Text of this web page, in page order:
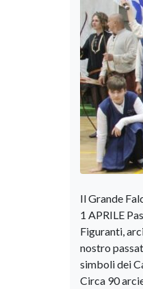
Il Grande
1 APRILE
Figuranti,
nostro
simboli dei
Circa 90